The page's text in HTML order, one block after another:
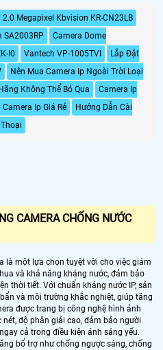
Megapixel Kbvision KR-CN23LB
SA2003RP
Camera Dome
I0
Vantech VP-1005TVI
Lắp Đặt
Nên Mua Camera Ip Ngoài Trời Loại
Không Thể Bỏ Qua
Camera Ip
Camera Ip Giá Rẻ
Hướng Dẫn Cài
CAMERA CHỐNG NƯỚC
là một lựa chọn tuyệt vời cho việc giám
và khả năng kháng nước, đảm bảo
thời tiết. Với chuẩn kháng nước IP, sản
và môi trường khắc nghiệt, giúp tăng
được trang bị công nghệ hình ảnh
độ phân giải cao, đảm bảo người
cả trong điều kiện ánh sáng yếu.
bổ trợ như chống ngược sáng, chống